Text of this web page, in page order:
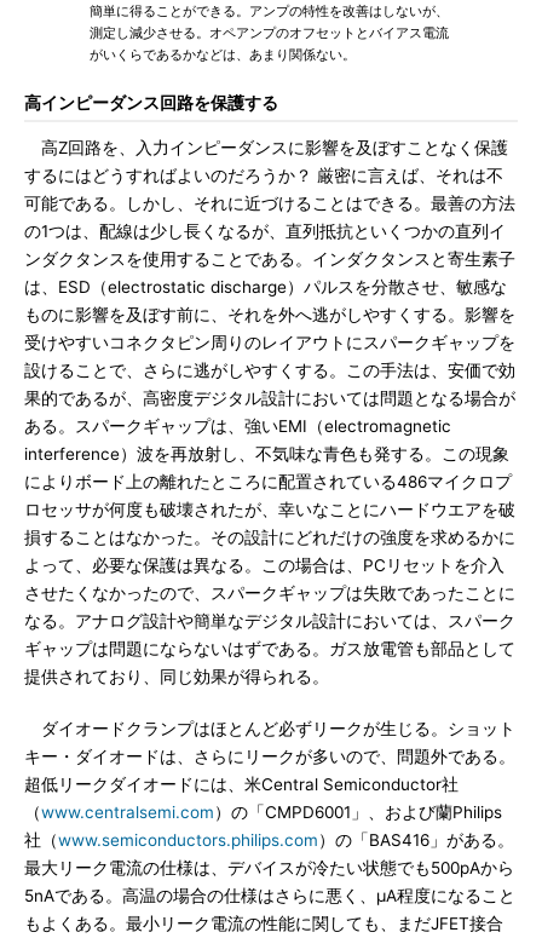
簡単に得ることができる。アンプの特性を改善はしないが、
測定し減少させる。オペアンプのオフセットとバイアス電流
がいくらであるかなどは、あまり関係ない。
高インピーダンス回路を保護する
高Z回路を、入力インピーダンスに影響を及ぼすことなく保護
するにはどうすればよいのだろうか？ 厳密に言えば、それは不
可能である。しかし、それに近づけることはできる。最善の方法
の1つは、配線は少し長くなるが、直列抵抗といくつかの直列イ
ンダクタンスを使用することである。インダクタンスと寄生素子
は、ESD（electrostatic discharge）パルスを分散させ、敏感な
ものに影響を及ぼす前に、それを外へ逃がしやすくする。影響を
受けやすいコネクタピン周りのレイアウトにスパークギャップを
設けることで、さらに逃がしやすくする。この手法は、安価で効
果的であるが、高密度デジタル設計においては問題となる場合が
ある。スパークギャップは、強いEMI（electromagnetic
interference）波を再放射し、不気味な青色も発する。この現象
によりボード上の離れたところに配置されている486マイクロプ
ロセッサが何度も破壊されたが、幸いなことにハードウエアを破
損することはなかった。その設計にどれだけの強度を求めるかに
よって、必要な保護は異なる。この場合は、PCリセットを介入
させたくなかったので、スパークギャップは失敗であったことに
なる。アナログ設計や簡単なデジタル設計においては、スパーク
ギャップは問題にならないはずである。ガス放電管も部品として
提供されており、同じ効果が得られる。
ダイオードクランプはほとんど必ずリークが生じる。ショット
キー・ダイオードは、さらにリークが多いので、問題外である。
超低リークダイオードには、米Central Semiconductor社
（www.centralsemi.com）の「CMPD6001」、および蘭Philips
社（www.semiconductors.philips.com）の「BAS416」がある。
最大リーク電流の仕様は、デバイスが冷たい状態でも500pAから
5nAである。高温の場合の仕様はさらに悪く、μA程度になること
もよくある。最小リーク電流の性能に関しても、まだJFET接合